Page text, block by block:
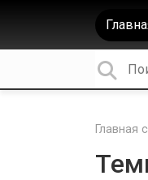
Главная